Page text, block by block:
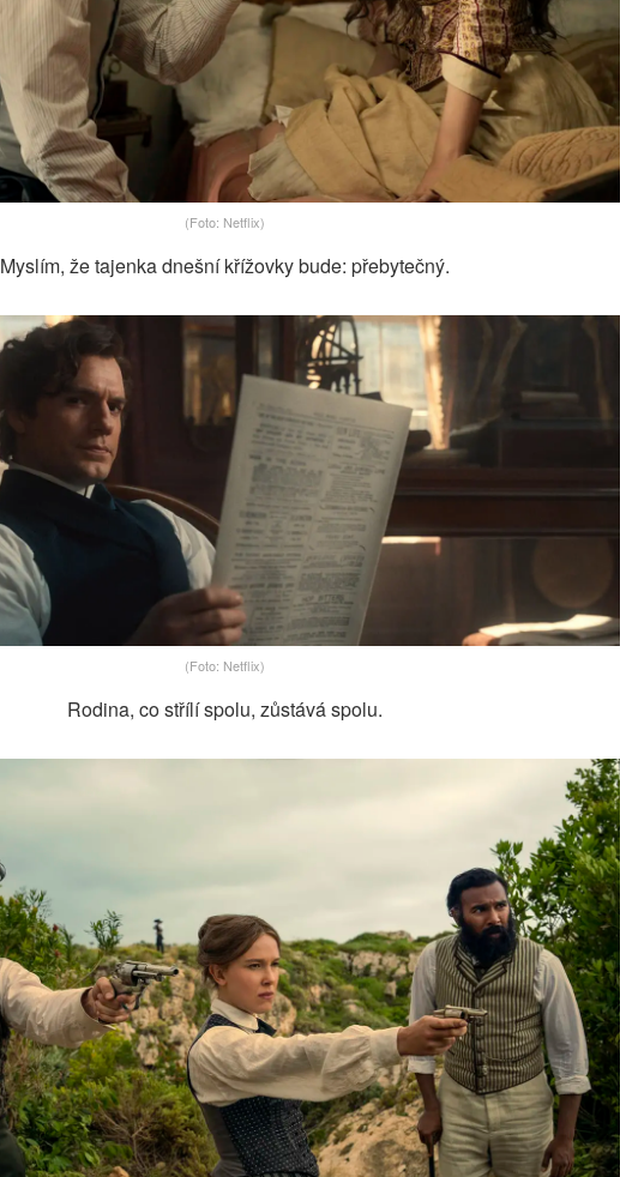
(Foto: Netflix)
Myslím, že tajenka dnešní křížovky bude: přebytečný.
(Foto: Netflix)
Rodina, co střílí spolu, zůstává spolu.